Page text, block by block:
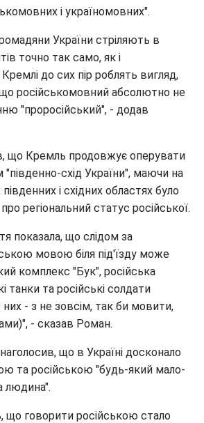
і україномовних".
України стріляють в
точно так само, як і
до сих пір роблять вигляд,
російськомовний абсолютно не
"проросійський", - додав
що Кремль продовжує оперувати
схід України", маючи на
і східних областях було
регіональний статус російської.
показала, що слідом за
мовою біля під'їзду може
комплекс "Бук", російська
танки та російські солдати
- з не зовсім, так би мовити,
- сказав Роман.
що в Україні досконало
та російською "будь-який мало-
людина".
що говорити російською стало